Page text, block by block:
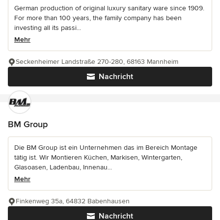
German production of original luxury sanitary ware since 1909.
For more than 100 years, the family company has been
investing all its passi...
Mehr
Nachricht
Seckenheimer Landstraße 270-280, 68163 Mannheim
BM Group
Die BM Group ist ein Unternehmen das im Bereich Montage
tätig ist. Wir Montieren Küchen, Markisen, Wintergarten,
Glasoasen, Ladenbau, Innenau...
Mehr
Nachricht
Finkenweg 35a, 64832 Babenhausen